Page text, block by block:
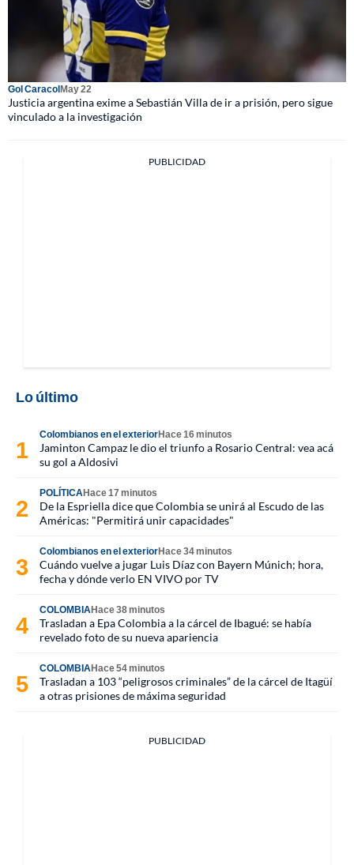
Gol CaracolMay 22
Justicia argentina exime a Sebastián Villa de ir a prisión, pero sigue
vinculado a la investigación
PUBLICIDAD
Lo último
Colombianos en el exteriorHace 16 minutos
Jaminton Campaz le dio el triunfo a Rosario Central: vea acá
su gol a Aldosivi
POLÍTICAHace 17 minutos
De la Espriella dice que Colombia se unirá al Escudo de las
Américas: "Permitirá unir capacidades"
Colombianos en el exteriorHace 34 minutos
Cuándo vuelve a jugar Luis Díaz con Bayern Múnich; hora,
fecha y dónde verlo EN VIVO por TV
COLOMBIAHace 38 minutos
Trasladan a Epa Colombia a la cárcel de Ibagué: se había
revelado foto de su nueva apariencia
COLOMBIAHace 54 minutos
Trasladan a 103 “peligrosos criminales” de la cárcel de Itagüí
a otras prisiones de máxima seguridad
PUBLICIDAD